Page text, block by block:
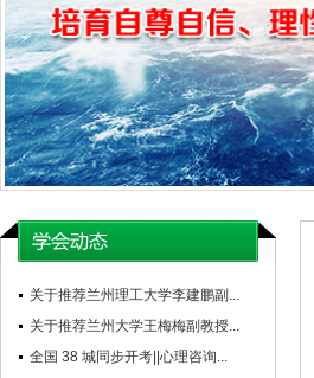
关于推荐兰州理工大学李建鹏副...
关于推荐兰州大学王梅梅副教授...
全国 38 城同步开考||心理咨询...